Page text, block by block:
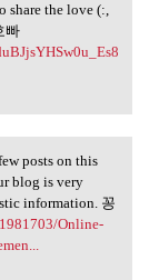
share the love (:,
빠
posts on this
blog is very
information. 꽁
Online-